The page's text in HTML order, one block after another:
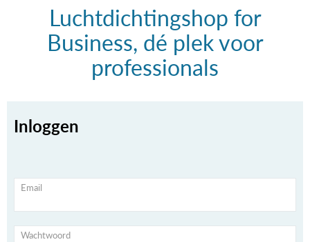
Luchtdichtingshop for
Business, dé plek voor
professionals
Inloggen
Email
Wachtwoord